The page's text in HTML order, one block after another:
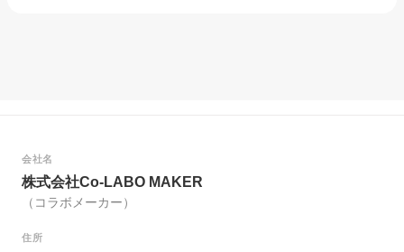
会社名
株式会社Co-LABO MAKER
（コラボメーカー）
住所